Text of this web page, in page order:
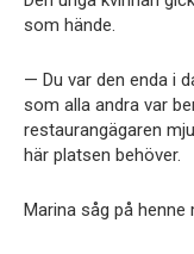
som hände.
— Du var den enda i
som alla andra var
restaurangägaren
här platsen behöver.
Marina såg på henne